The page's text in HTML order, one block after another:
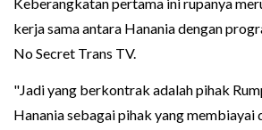
kerja sama antara Hanania dengan
No Secret Trans TV.
"Jadi yang berkontrak adalah pihak
Hanania sebagai pihak yang membiayai